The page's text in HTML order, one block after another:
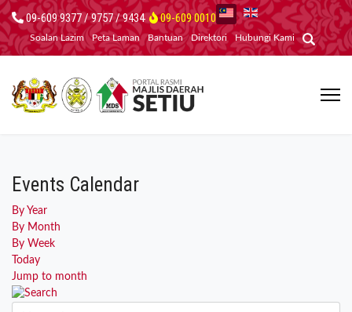
09-609 9377 / 9757 / 9434 09-609 0010
Soalan Lazim Peta Laman Bantuan Direktori Hubungi Kami
Events Calendar
By Year
By Month
By Week
Today
Jump to month